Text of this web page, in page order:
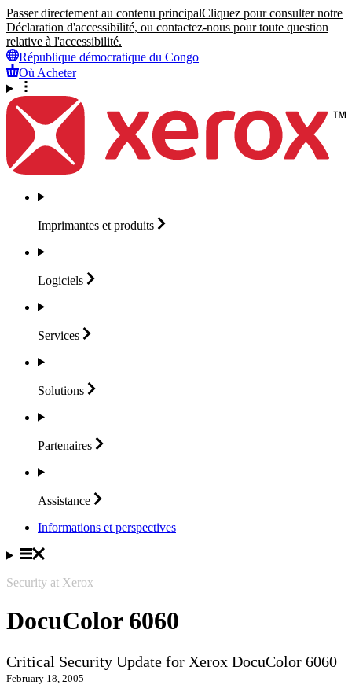
Passer directement au contenu principalCliquez pour consulter notre
Déclaration d'accessibilité, ou contactez-nous pour toute question
relative à l'accessibilité.
République démocratique du Congo
Où Acheter
Imprimantes et produits
Logiciels
Services
Solutions
Partenaires
Assistance
Informations et perspectives
Security at Xerox
DocuColor 6060
Critical Security Update for Xerox DocuColor 6060
February 18, 2005